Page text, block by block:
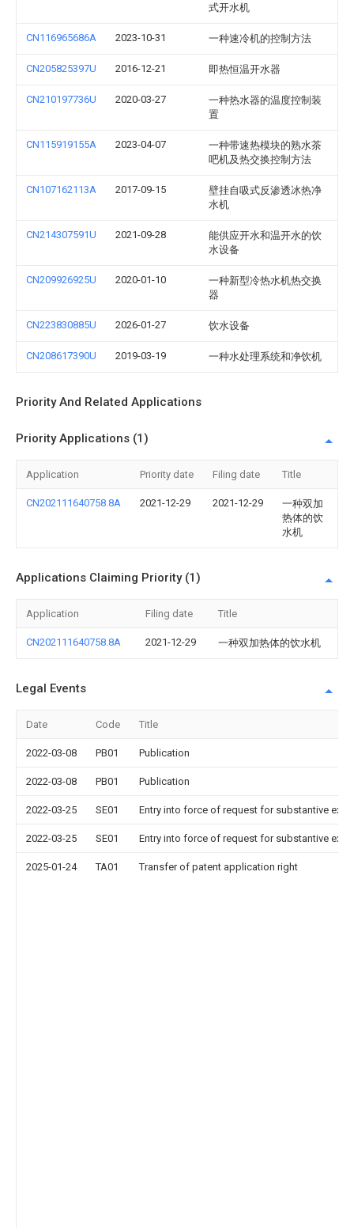
式开水机
CN116965686A 2023-10-31 一种速冷机的控制方法
CN205825397U 2016-12-21 即热恒温开水器
CN210197736U 2020-03-27
一种热水器的温度控制装
置
CN115919155A 2023-04-07
一种带速热模块的熟水茶
吧机及热交换控制方法
CN107162113A 2017-09-15
壁挂自吸式反渗透冰热净
水机
CN214307591U 2021-09-28
能供应开水和温开水的饮
水设备
CN209926925U 2020-01-10
一种新型冷热水机热交换
器
CN223830885U 2026-01-27 饮水设备
CN208617390U 2019-03-19 一种水处理系统和净饮机
Priority And Related Applications
Priority Applications (1)
Application Priority date Filing date Title
CN202111640758.8A 2021-12-29 2021-12-29
一种双加
热体的饮
水机
Applications Claiming Priority (1)
Application Filing date Title
CN202111640758.8A 2021-12-29 一种双加热体的饮水机
Legal Events
Date Code Title
2022-03-08 PB01 Publication
2022-03-08 PB01 Publication
2022-03-25 SE01 Entry into force of request for substantive
2022-03-25 SE01 Entry into force of request for substantive
2025-01-24 TA01 Transfer of patent application right